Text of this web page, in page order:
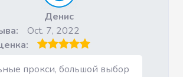
Денис
Oct. 7, 2022
прокси, большой выбор